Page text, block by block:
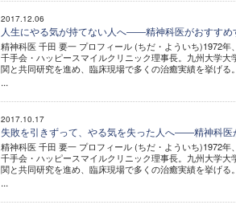
2017.12.06
人生にやる気が持てない人へ――精神科医がおすすめ
精神科医 千田 要一 プロフィール (ちだ・よういち)1972
千手会・ハッピースマイルクリニック理事長。九州大学
関と共同研究を進め、臨床現場で多くの治癒実績を挙げ
...
2017.10.17
失敗を引きずって、やる気を失った人へ――精神科医
精神科医 千田 要一 プロフィール (ちだ・よういち)1972
千手会・ハッピースマイルクリニック理事長。九州大学
関と共同研究を進め、臨床現場で多くの治癒実績を挙げ
...